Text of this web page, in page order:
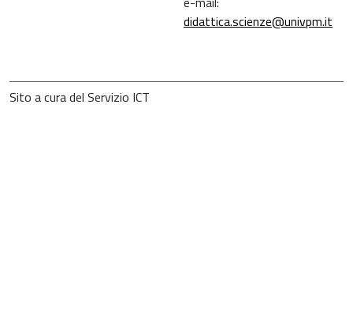
didattica.scienze@univpm.it
Sito a cura del Servizio ICT